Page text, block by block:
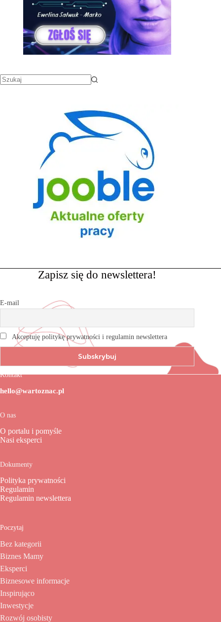
Zapisz się do newslettera!
E-mail
Akceptuję politykę prywatności i regulamin newslettera
Kontakt
hello@wartoznac.pl
O nas
O portalu i pomyśle
Nasi eksperci
Dokumenty
Polityka prywatności
Regulamin
Regulamin newslettera
Poczytaj
Bez kategorii
Biznes Mamy
Eksperci
Biznesowe informacje
Inspirująco
Inwestycje
Rozwój osobisty